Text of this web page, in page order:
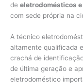
deeletrodomésticos
com sede própria na
A técnico
altamente qualificada
crachá de
de última geração e
eletrodoméstico